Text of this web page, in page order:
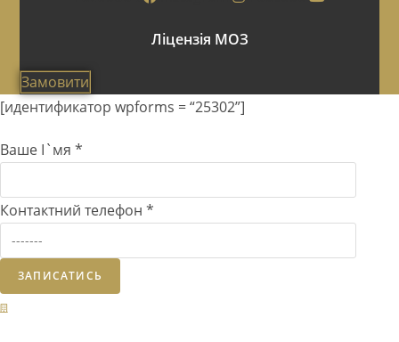
Ліцензія МОЗ
Замовити
[идентификатор wpforms = “25302”]
Ваше І`мя *
Контактний телефон *
ЗАПИСАТИСЬ